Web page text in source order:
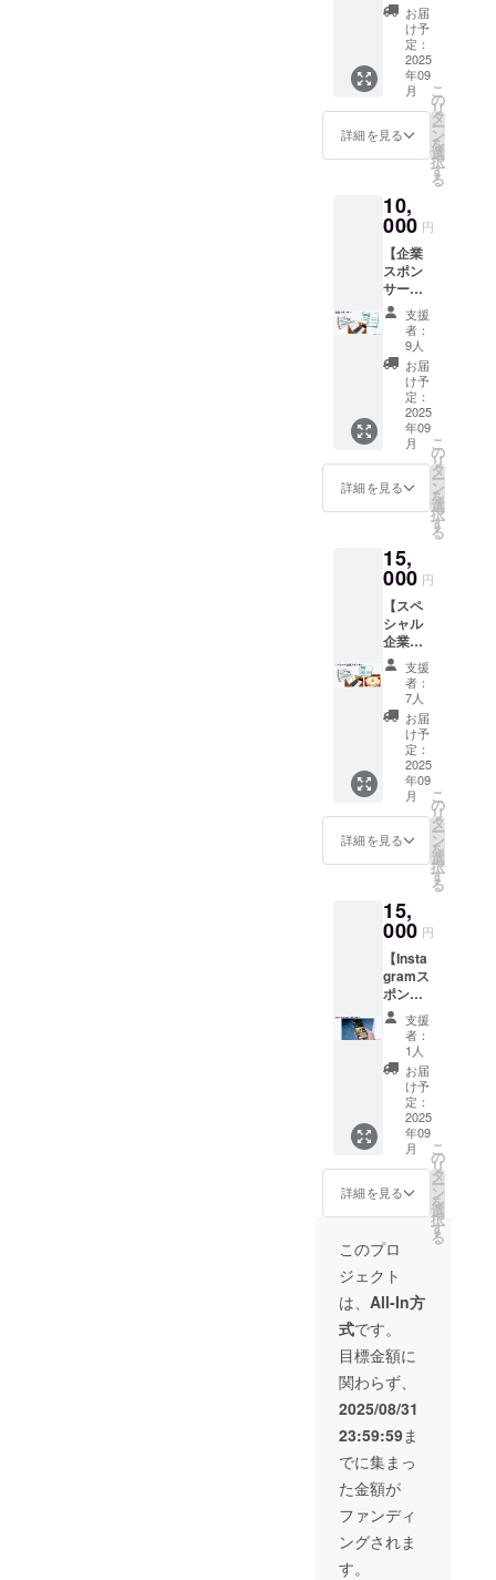
気持ち
分を追
加過金
いただ
けま
す。
スポン
サーに
なれる
権利で
す。 HP
に支援
者とし
てお名
前をテ
キスト
せてい
ただき
ます。
https://
mazeko
zemura
.wixsite
.com/m
azekoz
emura
※掲載す
るお名
前を備
考欄に
ご記入
くださ
い。 ※
参加も
できま
す。 ※
掲載期
間は
2025年
9月から
1年間で
す。
お届
け予
定：
2025
年09
月
詳細を見る
こ
の
リ
タ
ー
ン
を
選
択
す
る
10,
000 円
【企業
スポン
サー】
まぜこ
ぜむら
の企業
スポン
サーに
なれる
権利で
す。 ①
イベン
ト参加
権2枚
②まぜ
こぜむ
HPに支
援者と
して企
業名と
貴社HP
のURL
をテキ
スト掲
載 ③イ
ベント
配布パ
ンフ
レット
に企業
名掲載
④イベ
ント当
（A4サ
イズま
で）
https://
mazeko
zemura
.wixsite
.com/m
azekoz
emura
※掲載す
る企業
名と
URLを
備考欄
にご記
入くだ
※掲載期
間は
9月から
1年間で
す。 ※
チラシ
設置希
望の場
合、イ
ベント
ご持参
いただ
くか、
10日前
までに
指定の
場所へ
支援
者：
9人
お届
け予
定：
2025
年09
月
詳細を見る
こ
の
リ
タ
ー
ン
を
選
択
す
る
15,
000 円
【スペ
シャル
企業ス
ポン
サー】
まぜこ
ぜむら
のスペ
シャル
企業ス
ポン
サーに
なれる
権利で
す。 ①
イベン
権2枚
②まぜ
こぜむ
ら公式
HPに支
援者と
して企
業名と
貴社HP
のURL
をテキ
スト掲
載 ③イ
ベント
配布パ
ンフ
レット
④イベ
ント当
日チラ
シ設置
可能
（A4サ
イズま
で） ⑤
イベン
トの
オープ
ニング
時に企
業名を
バック
スク
リーン
に投影
支援
者：
7人
お届
け予
定：
2025
年09
月
詳細を見る
こ
の
リ
タ
ー
ン
を
選
択
す
る
15,
000 円
【Insta
gramス
ポン
サー】
まぜこ
ぜむら
の
Instagr
amのハ
イライ
トに半
年間掲
載させ
ていた
だきま
す。 ま
ぜこぜ
むらで
は月に2
回、イ
ベント
を開催
してい
ます。
Instagr
amで貴
社の紹
介をさ
せてい
ただく
ので、
まぜこ
ぜむら
の活動
支援
者：
1人
お届
け予
定：
2025
年09
月
詳細を見る
こ
の
リ
タ
ー
ン
を
選
択
す
る
このプロ
ジェクト
は、 All-In方
式です。
目標金額に
関わらず、
2025/08/31
23:59:59ま
でに集まっ
た金額が
ファンディ
ングされま
す。